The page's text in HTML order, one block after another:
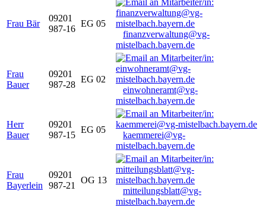
Frau Bär
09201
987-16
EG 05
finanzverwaltung@vg-
mistelbach.bayern.de
Frau
Bauer
09201
987-28
EG 02
einwohneramt@vg-
mistelbach.bayern.de
Herr
Bauer
09201
987-15
EG 05
kaemmerei@vg-
mistelbach.bayern.de
Frau
Bayerlein
09201
987-21
OG 13
mitteilungsblatt@vg-
mistelbach.bayern.de